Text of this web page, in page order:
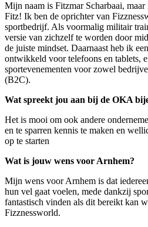
Mijn naam is Fitzmar Scharbaai,
Fitz! Ik ben de oprichter van
sportbedrijf. Als voormalig militair
versie van zichzelf te worden door
de juiste mindset. Daarnaast heb ik
ontwikkeld voor telefoons en tablets,
sportevenementen voor zowel
(B2C).
Wat spreekt jou aan bij de OKA
Het is mooi om ook andere
en te sparren kennis te maken en
op te starten
Wat is jouw wens voor Arnhem?
Mijn wens voor Arnhem is dat
hun vel gaat voelen, mede dankzij
fantastisch vinden als dit bereikt kan
Fizznessworld.